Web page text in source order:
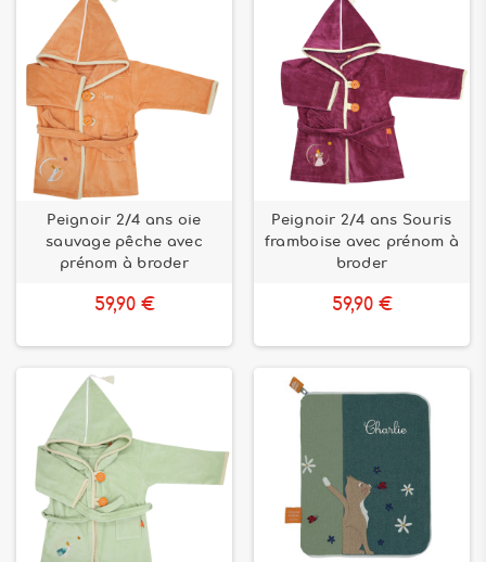
Peignoir 2/4 ans oie
sauvage pêche avec
prénom à broder
59,90 €
Peignoir 2/4 ans Souris
framboise avec prénom à
broder
59,90 €